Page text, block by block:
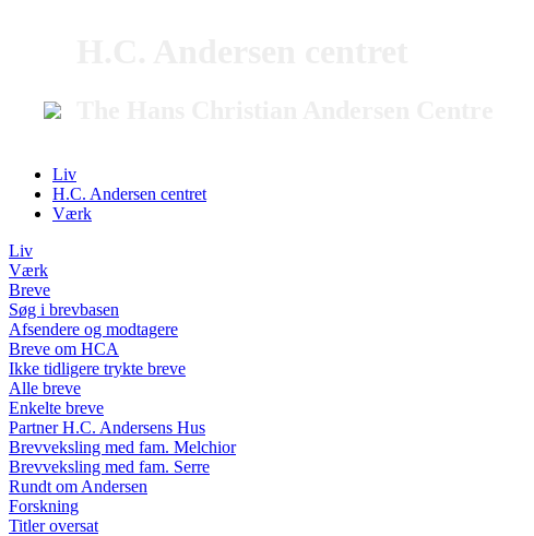
Liv
H.C. Andersen centret
Værk
Liv
Værk
Breve
Søg i brevbasen
Afsendere og modtagere
Breve om HCA
Ikke tidligere trykte breve
Alle breve
Enkelte breve
Partner H.C. Andersens Hus
Brevveksling med fam. Melchior
Brevveksling med fam. Serre
Rundt om Andersen
Forskning
Titler oversat